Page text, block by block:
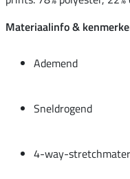
Materiaalinfo &
Ademend
Sneldrogend
4-way-